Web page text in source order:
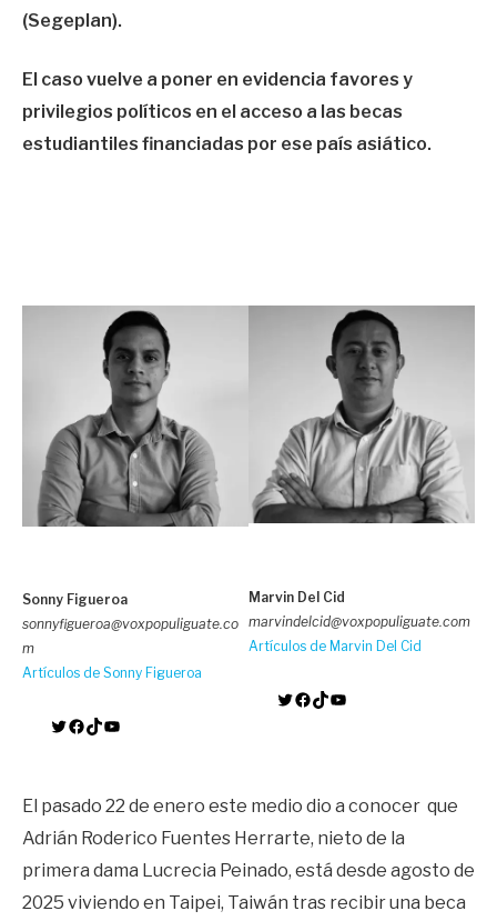
(Segeplan).
El caso vuelve a poner en evidencia favores y
privilegios políticos en el acceso a las becas
estudiantiles financiadas por ese país asiático.
Sonny Figueroa
sonnyfigueroa@voxpopuliguate.co
m
Artículos de Sonny Figueroa
Twitter Facebook TikTok YouTube
Marvin Del Cid
marvindelcid@voxpopuliguate.com
Artículos de Marvin Del Cid
Twitter Facebook TikTok YouTube
El pasado 22 de enero este medio dio a conocer que
Adrián Roderico Fuentes Herrarte, nieto de la
primera dama Lucrecia Peinado, está desde agosto de
2025 viviendo en Taipei, Taiwán tras recibir una beca